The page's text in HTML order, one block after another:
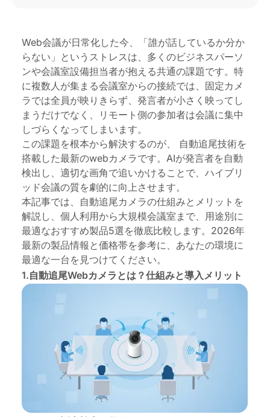
6.自動追尾付きWebカメラおすすめ5選|その3:
Insta360 Link 2C：個人利用の「映り」にこだわる
ならこの一台
7.自動追尾付きWebカメラおすすめ5選|その
4:Logitech Rally Bar Mini
8.自動追尾付きWebカメラおすすめ5選|その5:
Anker PowerConf C300
9.自動追尾付きWebカメラ|シーン別おすすめ
10.まとめ：自動追尾カメラであなたの会議をアップ
デート
FAQ｜自動追尾Webカメラに関するよくある質問
Web会議が日常化した今、「誰が話しているか分か
らない」というストレスは、多くのビジネスパーソ
ンや会議室設備担当者が抱える共通の課題です。特
に複数人が集まる会議室からの接続では、固定カメ
ラでは全員が映りきらず、発言者が小さく映ってし
まうだけでなく、リモート側の参加者は会議に集中
しづらくなってしまいます。
この課題を根本から解決するのが、 自動追尾技術を
搭載した最新のwebカメラです。AIが発言者を自動
検出し、適切な画角で追いかけることで、ハイブリ
ッド会議の質を劇的に向上させます。
本記事では、自動追尾カメラの仕組みとメリットを
解説し、個人利用から大規模会議室まで、用途別に
最適なおすすめ製品5選を徹底比較します。2026年
最新の製品情報と価格帯を参考に、あなたの環境に
最適な一台を見つけてください。
1.自動追尾Webカメラとは？仕組みと導入メリット